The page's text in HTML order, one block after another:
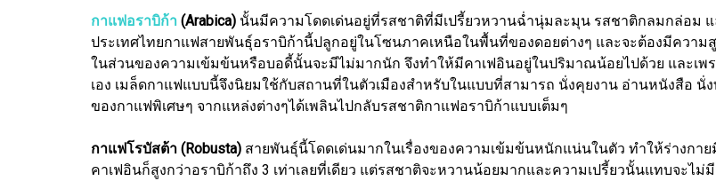
กาแฟอราบิก้า (Arabica) นั้นมีความโดดเด่นอยู่ที่รสชาติที่มีเปรี้ยวหวานฉ่ำนุ่มละมุน รสชาติกลมกล่อม แ
ประเทศไทยกาแฟสายพันธุ์อราบิก้านี้ปลูกอยู่ในโซนภาคเหนือในพื้นที่ของดอยต่างๆ และจะต้องมีความสู
ในส่วนของความเข้มข้นหรือบอดี้นั้นจะมีไม่มากนัก จึงทำให้มีคาเฟอินอยู่ในปริมาณน้อยไปด้วย และ
เอง เมล็ดกาแฟแบบนี้จึงนิยมใช้กับสถานที่ในตัวเมืองสำหรับในแบบที่สามารถ นั่งคุยงาน อ่านหนังสือ
ของกาแฟพิเศษๆ จากแหล่งต่างๆได้เพลินไปกลับรสชาติกาแฟอราบิก้าแบบเต็มๆ
กาแฟโรบัสต้า (Robusta) สายพันธุ์นี้โดดเด่นมากในเรื่องของความเข้มข้นหนักแน่นในตัว ทำให้ร่างกา
คาเฟอินก็สูงกว่าอราบิก้าถึง 3 เท่าเลยที่เดียว แต่รสชาติจะหวานน้อยมากและความเปรี้ยวนั้นแทบจะ